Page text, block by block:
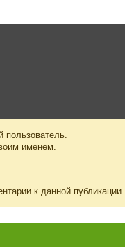
пользователь.
именем.
к данной публикации.